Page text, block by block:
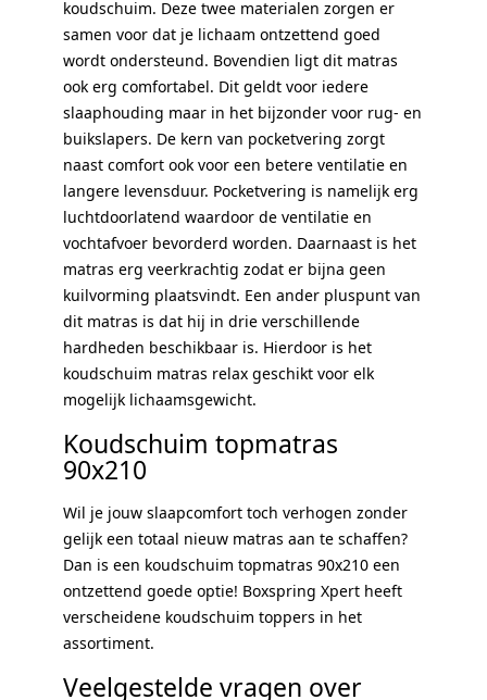
koudschuim. Deze twee materialen zorgen er
samen voor dat je lichaam ontzettend goed
wordt ondersteund. Bovendien ligt dit matras
ook erg comfortabel. Dit geldt voor iedere
slaaphouding maar in het bijzonder voor rug- en
buikslapers. De kern van pocketvering zorgt
naast comfort ook voor een betere ventilatie en
langere levensduur. Pocketvering is namelijk erg
luchtdoorlatend waardoor de ventilatie en
vochtafvoer bevorderd worden. Daarnaast is het
matras erg veerkrachtig zodat er bijna geen
kuilvorming plaatsvindt. Een ander pluspunt van
dit matras is dat hij in drie verschillende
hardheden beschikbaar is. Hierdoor is het
koudschuim matras relax geschikt voor elk
mogelijk lichaamsgewicht.
Koudschuim topmatras
90x210
Wil je jouw slaapcomfort toch verhogen zonder
gelijk een totaal nieuw matras aan te schaffen?
Dan is een koudschuim topmatras 90x210 een
ontzettend goede optie! Boxspring Xpert heeft
verscheidene koudschuim toppers in het
assortiment.
Veelgestelde vragen over